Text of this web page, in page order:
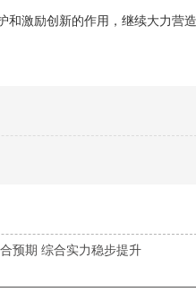
和激励创新的作用，继续大力营
预期 综合实力稳步提升